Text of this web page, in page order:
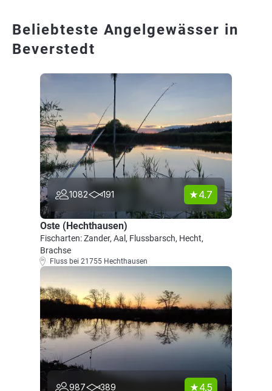
Beliebteste Angelgewässer in
Beverstedt
1082 191 4.7
Oste (Hechthausen)
Fischarten: Zander, Aal, Flussbarsch, Hecht,
Brachse
Fluss bei 21755 Hechthausen
987 389 4.5